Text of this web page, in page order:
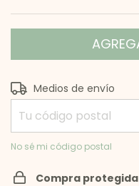
Entregas para el CP:
Medios de envío
No sé mi código postal
Compra protegida